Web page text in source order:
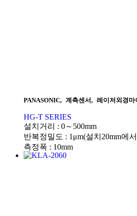
PANASONIC, 계측센서, 레이저외경마
HG-T SERIES
설치거리 : 0～500mm
반복정밀도 : 1μm(설치20mm에
측정폭 : 10mm